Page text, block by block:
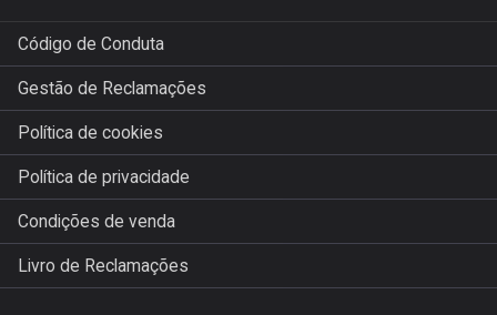
Código de Conduta
Gestão de Reclamações
Política de cookies
Política de privacidade
Condições de venda
Livro de Reclamações